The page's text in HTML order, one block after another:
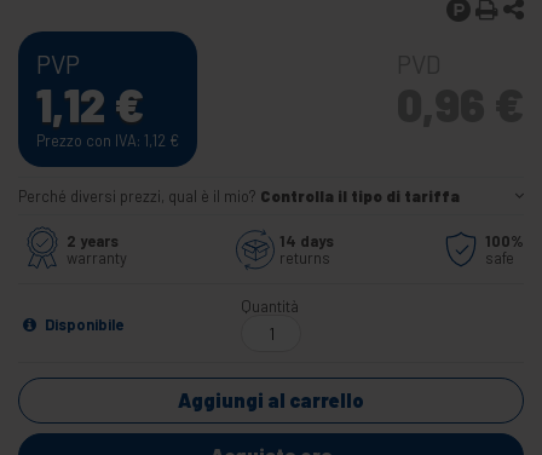
PVP
1,12 €
Prezzo con IVA: 1,12 €
Perché diversi prezzi, qual è il mio? Controlla il tipo di tariffa
2 years
warranty
14 days
returns
100%
safe
Disponibile
Quantità
Aggiungi al carrello